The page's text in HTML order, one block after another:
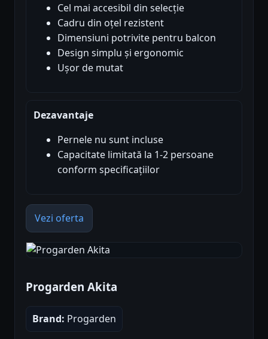
Cel mai accesibil din selecție
Cadru din oțel rezistent
Dimensiuni potrivite pentru balcon
Design simplu și ergonomic
Ușor de mutat
Dezavantaje
Pernele nu sunt incluse
Capacitate limitată la 1-2 persoane
conform specificațiilor
Vezi oferta
Progarden Akita
Brand: Progarden